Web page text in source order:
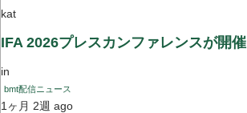
kat
IFA 2026プレスカンファレンスが開催
in
bmt配信ニュース
1ヶ月 2週 ago